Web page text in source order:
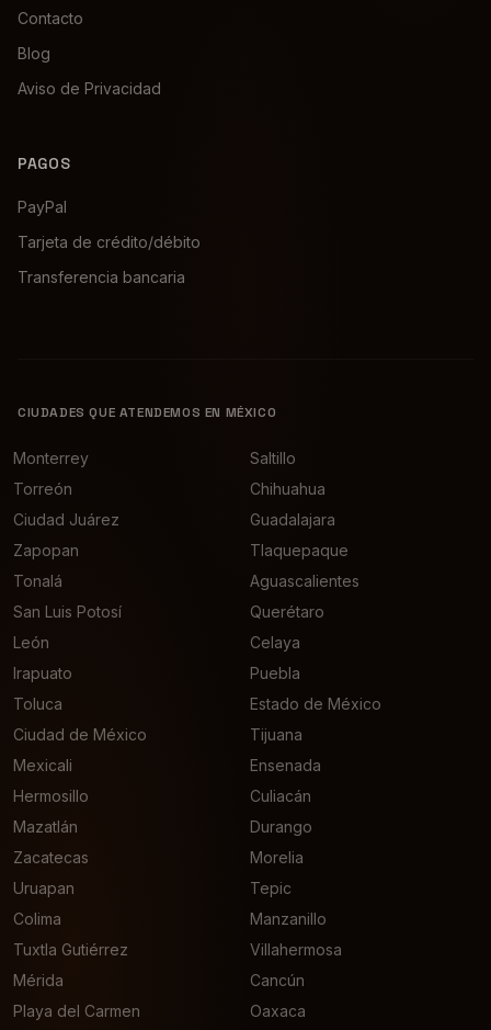
Contacto
Blog
Aviso de Privacidad
PAGOS
PayPal
Tarjeta de crédito/débito
Transferencia bancaria
CIUDADES QUE ATENDEMOS EN MÉXICO
Monterrey
Saltillo
Torreón
Chihuahua
Ciudad Juárez
Guadalajara
Zapopan
Tlaquepaque
Tonalá
Aguascalientes
San Luis Potosí
Querétaro
León
Celaya
Irapuato
Puebla
Toluca
Estado de México
Ciudad de México
Tijuana
Mexicali
Ensenada
Hermosillo
Culiacán
Mazatlán
Durango
Zacatecas
Morelia
Uruapan
Tepic
Colima
Manzanillo
Tuxtla Gutiérrez
Villahermosa
Mérida
Cancún
Playa del Carmen
Oaxaca